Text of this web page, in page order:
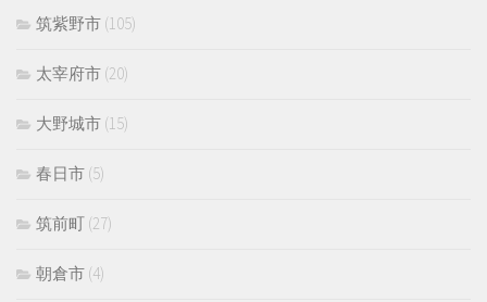
筑紫野市 (105)
太宰府市 (20)
大野城市 (15)
春日市 (5)
筑前町 (27)
朝倉市 (4)